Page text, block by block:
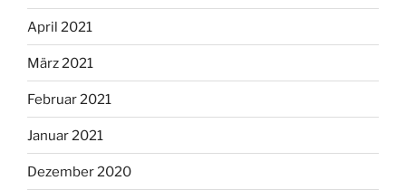
April 2021
März 2021
Februar 2021
Januar 2021
Dezember 2020